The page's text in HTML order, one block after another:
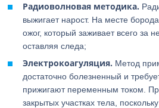
Радиоволновая методика.
выжигает нарост. На месте
ожог, который заживает всего за
оставляя следа;
Электрокоагуляция. Метод
достаточно болезненный и
прижигают переменным током.
закрытых участках тела,